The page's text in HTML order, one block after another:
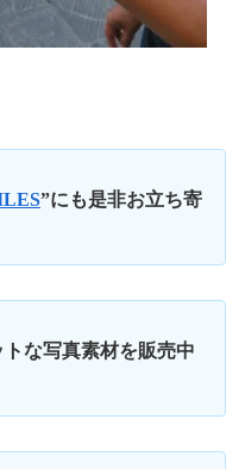
”にも是非お立ち寄
な写真素材を販売中